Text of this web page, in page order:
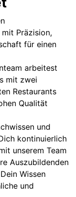
Präzision,
für einen
arbeitest
mit zwei
Restaurants
Qualität
und
kontinuierlich
unserem Team
Auszubildenden
Wissen
und